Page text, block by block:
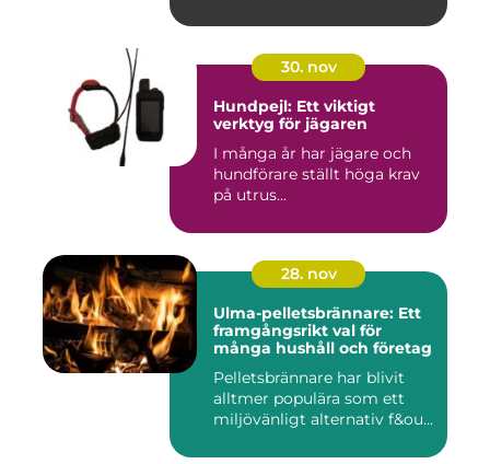
30. nov
Hundpejl: Ett viktigt
verktyg för jägaren
I många år har jägare och
hundförare ställt höga krav
på utrus...
28. nov
Ulma-pelletsbrännare: Ett
framgångsrikt val för
många hushåll och företag
Pelletsbrännare har blivit
alltmer populära som ett
miljövänligt alternativ f&ou...